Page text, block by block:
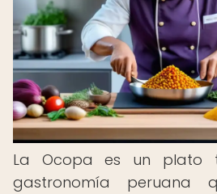
La Ocopa es un plato
gastronomía peruana